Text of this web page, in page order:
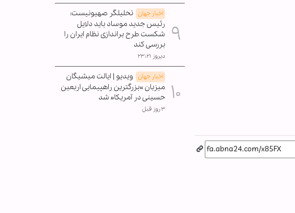
اخبار جهان تحلیلگر صهیونیست:
رئیس جدید موساد باید دلایل
شکست طرح براندازی نظام ایران را
بررسی کند
دیروز ۲۳:۲۱
اخبار جهان ویدیو | ایالت میشیگان
میزبان »بزرگترین راهپیمایی اربعین
حسینی در آمریکا« شد
۳ روز قبل